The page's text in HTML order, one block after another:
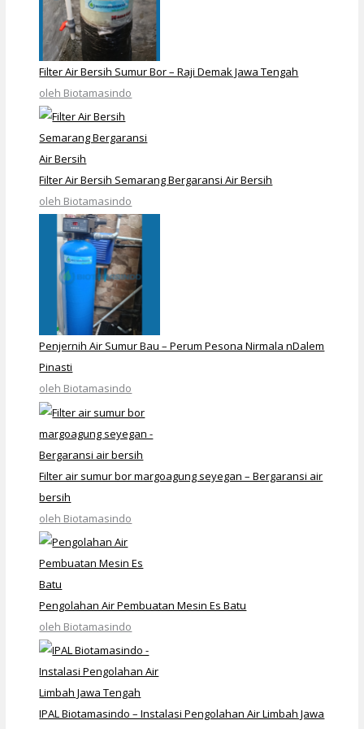
Filter Air Bersih Sumur Bor – Raji Demak Jawa Tengah
oleh Biotamasindo
Filter Air Bersih Semarang Bergaransi Air Bersih
oleh Biotamasindo
Penjernih Air Sumur Bau – Perum Pesona Nirmala nDalem
Pinasti
oleh Biotamasindo
Filter air sumur bor margoagung seyegan – Bergaransi air
bersih
oleh Biotamasindo
Pengolahan Air Pembuatan Mesin Es Batu
oleh Biotamasindo
IPAL Biotamasindo – Instalasi Pengolahan Air Limbah Jawa